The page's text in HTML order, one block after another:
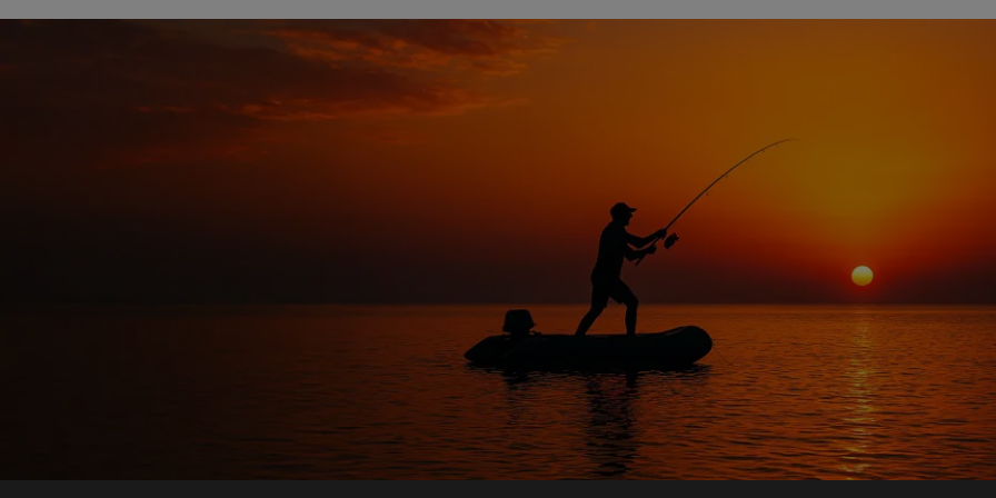
humaineConstituants analytiques : Protéines brutes : ~11,3 % Matières
grasses brutes : ~1,8 % Cellulose brute : ~10,8 % Cendres brutes : ~1,8